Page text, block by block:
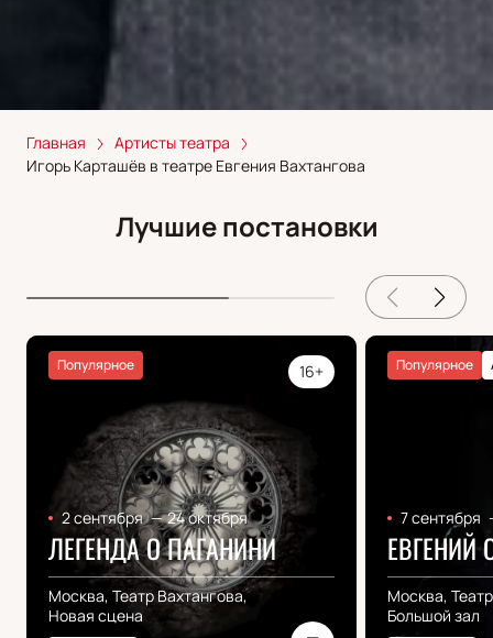
Главная
Артисты театра
Игорь Карташёв в театре Евгения Вахтангова
Лучшие постановки
Популярное 16+
2 сентября — 24 октября
ЛЕГЕНДА О ПАГАНИНИ
Москва, Театр Вахтангова,
Новая сцена
Популярное
7 сентября
ЕВГЕНИЙ
Москва,
Большой зал